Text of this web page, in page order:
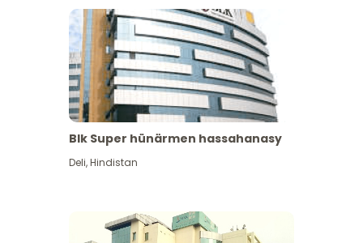
Blk Super hünärmen hassahanasy
Deli,Hindistan